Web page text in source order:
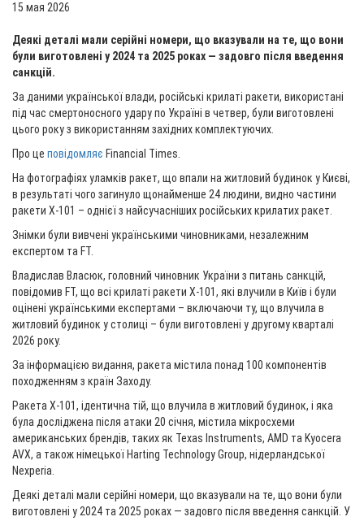
15 мая 2026
Деякі деталі мали серійні номери, що вказували на те, що вони
були виготовлені у 2024 та 2025 роках — задовго після введення
санкцій.
За даними української влади, російські крилаті ракети, використані
під час смертоносного удару по Україні в четвер, були виготовлені
цього року з використанням західних комплектуючих.
Про це повідомляє Financial Times.
На фотографіях уламків ракет, що впали на житловий будинок у Києві,
в результаті чого загинуло щонайменше 24 людини, видно частини
ракети Х-101 – однієї з найсучасніших російських крилатих ракет.
Знімки були вивчені українськими чиновниками, незалежним
експертом та FT.
Владислав Власюк, головний чиновник України з питань санкцій,
повідомив FT, що всі крилаті ракети Х-101, які влучили в Київ і були
оцінені українськими експертами – включаючи ту, що влучила в
житловий будинок у столиці – були виготовлені у другому кварталі
2026 року.
За інформацією видання, ракета містила понад 100 компонентів
походженням з країн Заходу.
Ракета Х-101, ідентична тій, що влучила в житловий будинок, і яка
була досліджена після атаки 20 січня, містила мікросхеми
американських брендів, таких як Texas Instruments, AMD та Kyocera
AVX, а також німецької Harting Technology Group, нідерландської
Nexperia.
Деякі деталі мали серійні номери, що вказували на те, що вони були
виготовлені у 2024 та 2025 роках — задовго після введення санкцій. У